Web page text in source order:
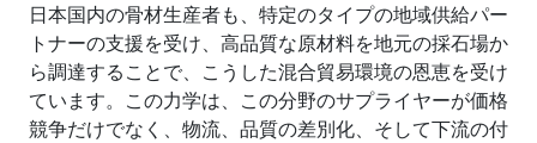
日本国内の骨材生産者も、特定のタイプの地域供給パー
トナーの支援を受け、高品質な原材料を地元の採石場か
ら調達することで、こうした混合貿易環境の恩恵を受け
ています。この力学は、この分野のサプライヤーが価格
競争だけでなく、物流、品質の差別化、そして下流の付